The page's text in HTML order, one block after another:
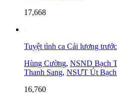
17,668
Tuyệt tình ca Cải lương
Hùng Cường, NSND Bạch
Thanh Sang, NSƯT Út
16,760